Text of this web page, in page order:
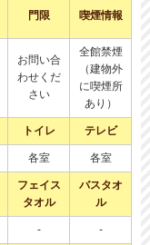
門限 喫煙情報
お問い合
わせくだ
さい
全館禁煙
（建物外
に喫煙所
あり）
トイレ テレビ
各室 各室
フェイス
タオル
バスタオ
ル
- -